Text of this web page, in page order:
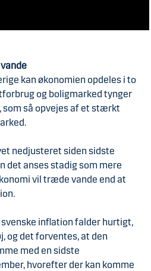
kan økonomien opdeles i to
og boligmarked tynger
som så opvejes af et stærkt
nedjusteret siden sidste
det anses stadig som mere
vil træde vande end at
svenske inflation falder hurtigt,
og det forventes, at den
med en sidste
hvorefter der kan komme